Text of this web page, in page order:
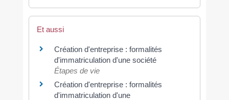
Et aussi
Création d'entreprise : formalités
d'immatriculation d'une société
Étapes de vie
Création d'entreprise : formalités
d'immatriculation d'une